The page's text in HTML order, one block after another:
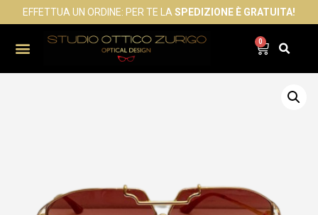
EFFETTUA UN ORDINE: PER TE LA SPEDIZIONE È GRATUITA!
0